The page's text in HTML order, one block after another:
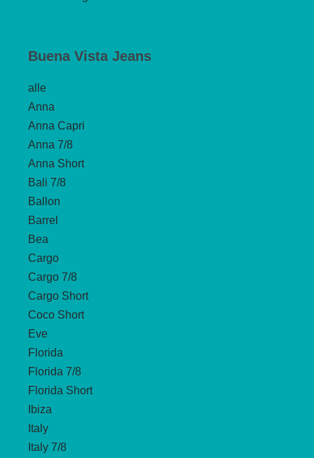
Buena Vista Jeans
alle
Anna
Anna Capri
Anna 7/8
Anna Short
Bali 7/8
Ballon
Barrel
Bea
Cargo
Cargo 7/8
Cargo Short
Coco Short
Eve
Florida
Florida 7/8
Florida Short
Ibiza
Italy
Italy 7/8